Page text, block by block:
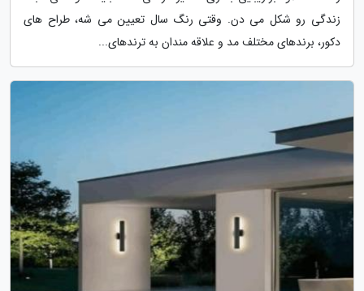
زندگی رو شکل می دن. وقتی رنگ سال تعیین می شه، طراح های
دکور، برندهای مختلف مد و علاقه مندان به ترندهای...